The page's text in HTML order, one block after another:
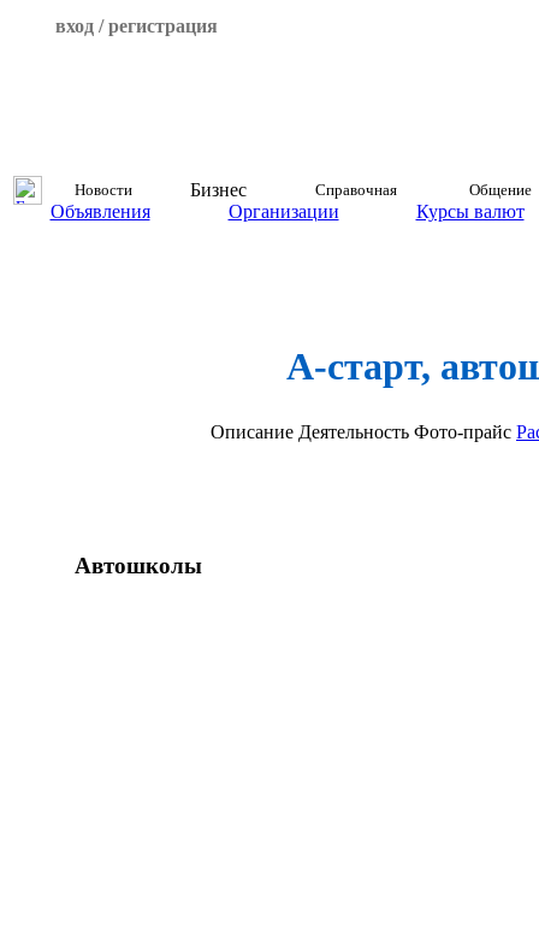
вход / регистрация
Новости Бизнес Справочная Общение
Объявления Организации Курсы валют
А-старт,
Описание Деятельность Фото-прайс
Автошколы